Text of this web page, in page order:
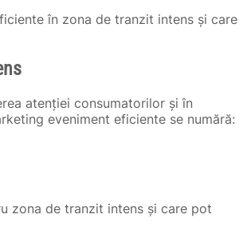
în zona de tranzit intens și care
atenției consumatorilor și în
eveniment eficiente se numără:
zona de tranzit intens și care pot